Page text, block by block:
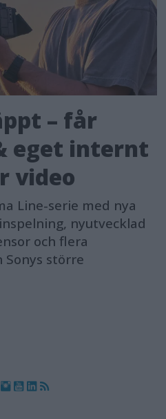
– får
eget internt
video
Line-serie med nya
nyutvecklad
och flera
större